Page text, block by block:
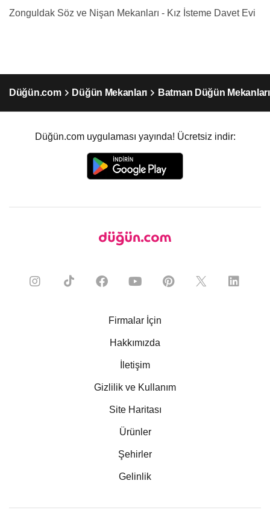
Zonguldak Söz ve Nişan Mekanları - Kız İsteme Davet Evi
Düğün.com Düğün Mekanları Batman Düğün Mekanları
Düğün.com uygulaması yayında! Ücretsiz indir:
Firmalar İçin
Hakkımızda
İletişim
Gizlilik ve Kullanım
Site Haritası
Ürünler
Şehirler
Gelinlik